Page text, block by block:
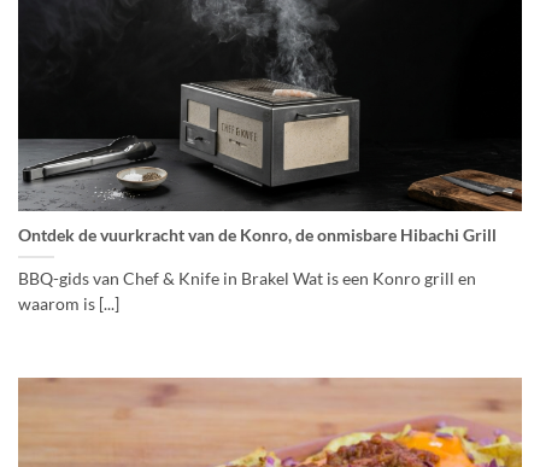
Ontdek de vuurkracht van de Konro, de onmisbare Hibachi Grill
BBQ-gids van Chef & Knife in Brakel Wat is een Konro grill en
waarom is [...]